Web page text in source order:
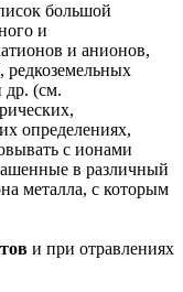
большой
и
и анионов,
др. (см.
определениях,
с ионами
в различный
металла, с которым
и при отравлениях